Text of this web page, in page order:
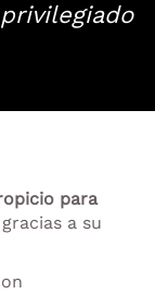
para
a su